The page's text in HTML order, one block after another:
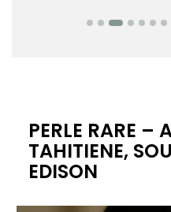
PERLE RARE –
TAHITIENE,
EDISON